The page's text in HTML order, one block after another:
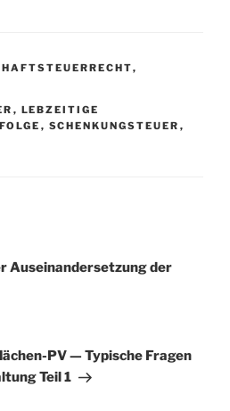
,
, LEBZEITIGE
, SCHENKUNGSTEUER ,
Auseinandersetzung der
PV — Typische Fragen
Teil 1